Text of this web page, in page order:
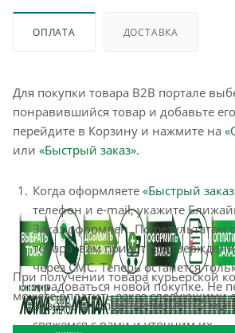
ОПЛАТА ДОСТАВКА
Для покупки товара B2B портале
понравившийся товар и добавьте
перейдите в Корзину и нажмите на
или «Быстрый заказ».
Когда оформляете «Быстрый
телефон и e-mail, укажите
Заказ оформлен. По результатам
товара вам придет
через СМС. Теперь останется
и радоваться новой покупке. Не
возникнут спорные моменты мы
свяжемся с вами и уточним их.
При получении товара курьерской
можете оплатить заказ следующими